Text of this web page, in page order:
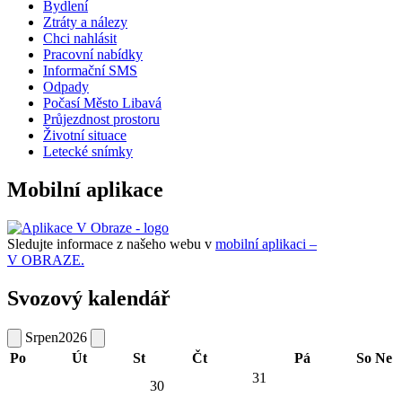
Bydlení
Ztráty a nálezy
Chci nahlásit
Pracovní nabídky
Informační SMS
Odpady
Počasí Město Libavá
Průjezdnost prostoru
Životní situace
Letecké snímky
Mobilní aplikace
Sledujte informace z našeho webu v mobilní aplikaci –
V OBRAZE.
Svozový kalendář
Srpen2026
Po
Út St Čt Pá So Ne
30
31